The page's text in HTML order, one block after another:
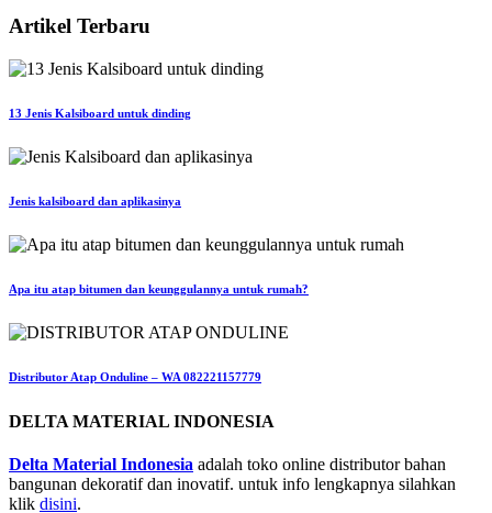
Artikel Terbaru
13 Jenis Kalsiboard untuk dinding
Jenis kalsiboard dan aplikasinya
Apa itu atap bitumen dan keunggulannya untuk rumah?
Distributor Atap Onduline – WA 082221157779
DELTA MATERIAL INDONESIA
Delta Material Indonesia adalah toko online distributor bahan
bangunan dekoratif dan inovatif. untuk info lengkapnya silahkan
klik disini.